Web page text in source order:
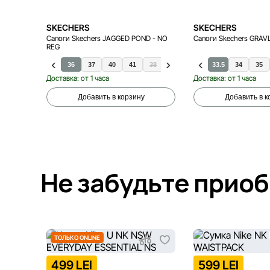
SKECHERS
Сапоги Skechers JAGGED POND - NO
REG
36 37 40 41 38
Доставка: от 1 часа
Добавить в корзину
SKECHERS
Сапоги Skechers
33.5 34 35
Доставка: от 1 часа
Добавить в
Не забудьте
ТОЛЬКО ONLINE
499 LEI 599 LEI